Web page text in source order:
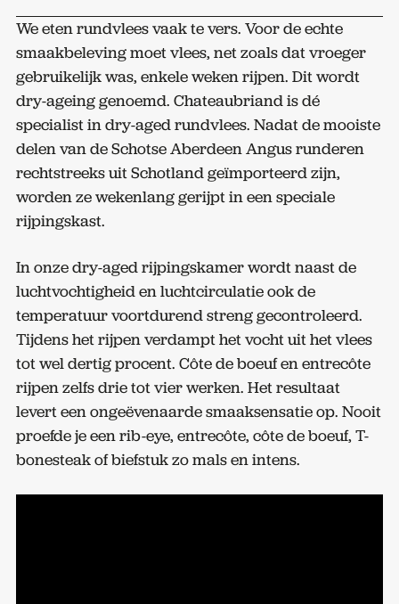
Aged
aantal
We eten rundvlees vaak te vers. Voor de echte
smaakbeleving moet vlees, net zoals dat vroeger
gebruikelijk was, enkele weken rijpen. Dit wordt
dry-ageing genoemd. Chateaubriand is dé
specialist in dry-aged rundvlees. Nadat de mooiste
delen van de Schotse Aberdeen Angus runderen
rechtstreeks uit Schotland geïmporteerd zijn,
worden ze wekenlang gerijpt in een speciale
rijpingskast.
In onze dry-aged rijpingskamer wordt naast de
luchtvochtigheid en luchtcirculatie ook de
temperatuur voortdurend streng gecontroleerd.
Tijdens het rijpen verdampt het vocht uit het vlees
tot wel dertig procent. Côte de boeuf en entrecôte
rijpen zelfs drie tot vier werken. Het resultaat
levert een ongeëvenaarde smaaksensatie op. Nooit
proefde je een rib-eye, entrecôte, côte de boeuf, T-
bonesteak of biefstuk zo mals en intens.